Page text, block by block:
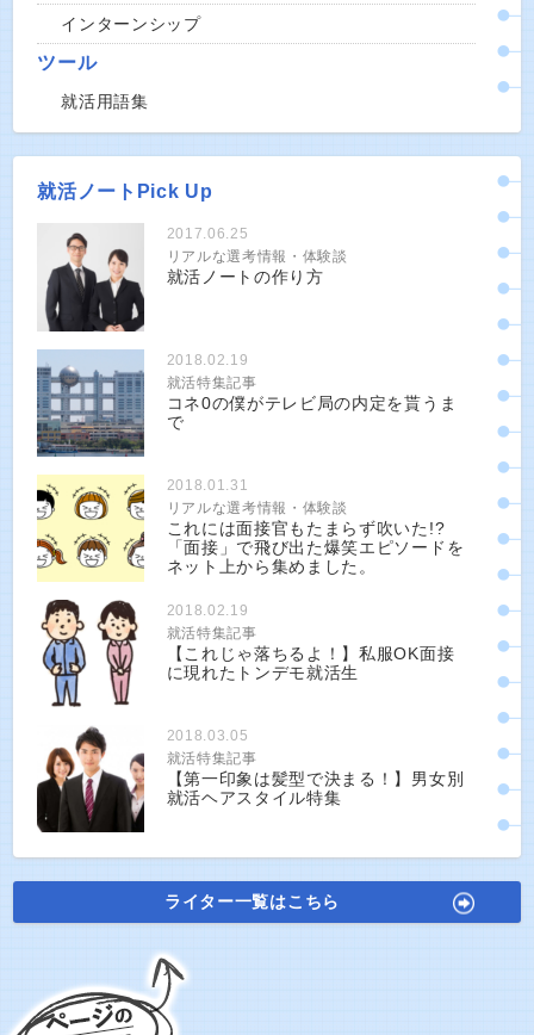
インターンシップ
ツール
就活用語集
就活ノートPick Up
2017.06.25
リアルな選考情報・体験談
就活ノートの作り方
2018.02.19
就活特集記事
コネ0の僕がテレビ局の内定を貰うま
で
2018.01.31
リアルな選考情報・体験談
これには面接官もたまらず吹いた!?
「面接」で飛び出た爆笑エピソードを
ネット上から集めました。
2018.02.19
就活特集記事
【これじゃ落ちるよ！】私服OK面接
に現れたトンデモ就活生
2018.03.05
就活特集記事
【第一印象は髪型で決まる！】男女別
就活ヘアスタイル特集
ライター一覧はこちら